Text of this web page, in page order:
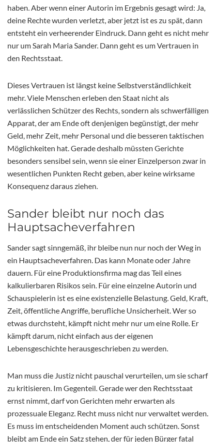
haben. Aber wenn einer Autorin im Ergebnis gesagt wird: Ja,
deine Rechte wurden verletzt, aber jetzt ist es zu spät, dann
entsteht ein verheerender Eindruck. Dann geht es nicht mehr
nur um Sarah Maria Sander. Dann geht es um Vertrauen in
den Rechtsstaat.
Dieses Vertrauen ist längst keine Selbstverständlichkeit
mehr. Viele Menschen erleben den Staat nicht als
verlässlichen Schützer des Rechts, sondern als schwerfälligen
Apparat, der am Ende oft denjenigen begünstigt, der mehr
Geld, mehr Zeit, mehr Personal und die besseren taktischen
Möglichkeiten hat. Gerade deshalb müssten Gerichte
besonders sensibel sein, wenn sie einer Einzelperson zwar in
wesentlichen Punkten Recht geben, aber keine wirksame
Konsequenz daraus ziehen.
Sander bleibt nur noch das
Hauptsacheverfahren
Sander sagt sinngemäß, ihr bleibe nun nur noch der Weg in
ein Hauptsacheverfahren. Das kann Monate oder Jahre
dauern. Für eine Produktionsfirma mag das Teil eines
kalkulierbaren Risikos sein. Für eine einzelne Autorin und
Schauspielerin ist es eine existenzielle Belastung. Geld, Kraft,
Zeit, öffentliche Angriffe, berufliche Unsicherheit. Wer so
etwas durchsteht, kämpft nicht mehr nur um eine Rolle. Er
kämpft darum, nicht einfach aus der eigenen
Lebensgeschichte herausgeschrieben zu werden.
Man muss die Justiz nicht pauschal verurteilen, um sie scharf
zu kritisieren. Im Gegenteil. Gerade wer den Rechtsstaat
ernst nimmt, darf von Gerichten mehr erwarten als
prozessuale Eleganz. Recht muss nicht nur verwaltet werden.
Es muss im entscheidenden Moment auch schützen. Sonst
bleibt am Ende ein Satz stehen, der für jeden Bürger fatal